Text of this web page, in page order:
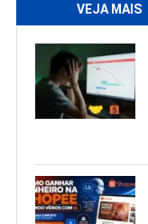
VEJA MAIS